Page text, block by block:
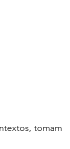
tomam